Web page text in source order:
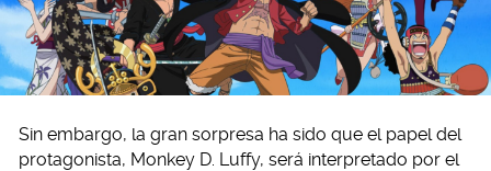
Sin embargo, la gran sorpresa ha sido que el papel del
protagonista, Monkey D. Luffy, será interpretado por el